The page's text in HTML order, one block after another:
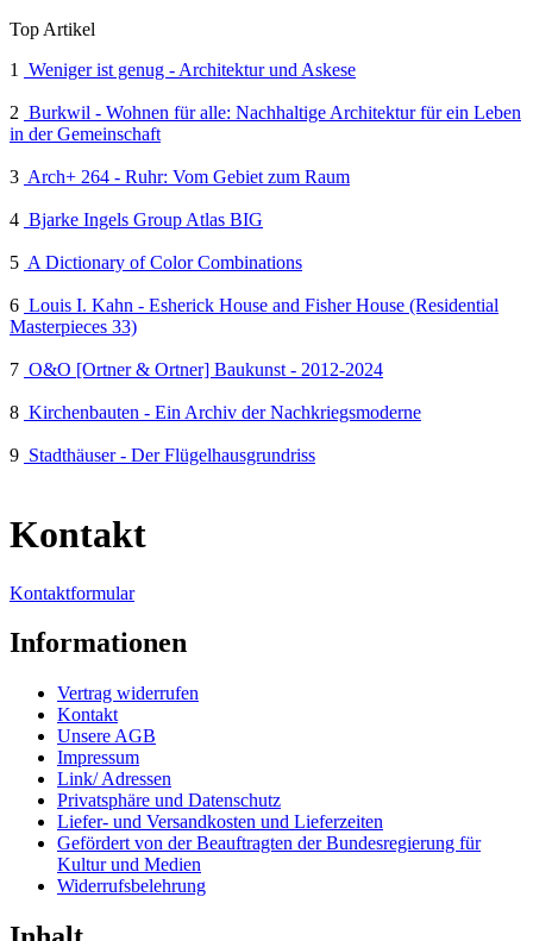
Top Artikel
1
Weniger ist genug - Architektur und Askese
2 Burkwil - Wohnen für alle: Nachhaltige Architektur für ein Leben
in der Gemeinschaft
3 Arch+ 264 - Ruhr: Vom Gebiet zum Raum
4 Bjarke Ingels Group Atlas BIG
5 A Dictionary of Color Combinations
6 Louis I. Kahn - Esherick House and Fisher House (Residential
Masterpieces 33)
7 O&O [Ortner & Ortner] Baukunst - 2012-2024
8 Kirchenbauten - Ein Archiv der Nachkriegsmoderne
9 Stadthäuser - Der Flügelhausgrundriss
Kontakt
Kontaktformular
Informationen
Vertrag widerrufen
Kontakt
Unsere AGB
Impressum
Link/ Adressen
Privatsphäre und Datenschutz
Liefer- und Versandkosten und Lieferzeiten
Gefördert von der Beauftragten der Bundesregierung für
Kultur und Medien
Widerrufsbelehrung